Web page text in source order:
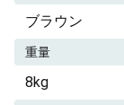
ブラウン
重量
8kg